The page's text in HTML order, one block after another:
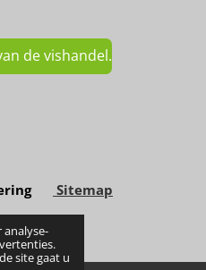
analyse-
site gaat u
de vishandel.
Sitemap